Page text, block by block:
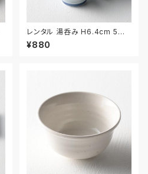
レンタル 湯呑み H6.4cm 5客
セット｜YUN017
¥880